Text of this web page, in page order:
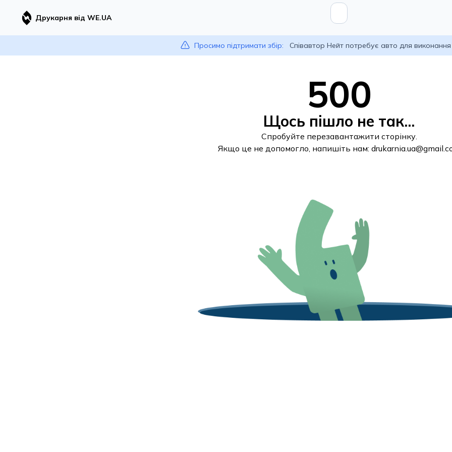
Друкарня від WE.UA
Просимо підтримати збір: Співавтор Нейт потребує авто для
500
Щось пішло не так...
Спробуйте перезавантажити сторінку.
Якщо це не допомогло, напишіть нам: